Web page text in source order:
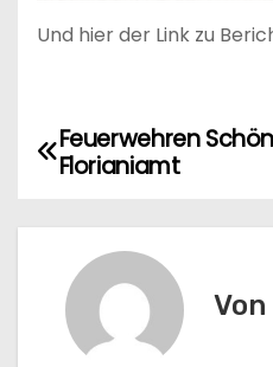
Und hier der Link zu
BFeuerwehren
Florianiamt
Von